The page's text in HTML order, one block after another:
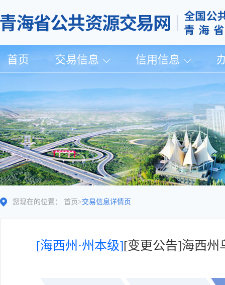
首页 交易信息 信用信息
您现在的位置： 首页 >交易信息详情页
[海西州·州本级][变更公告]海西州